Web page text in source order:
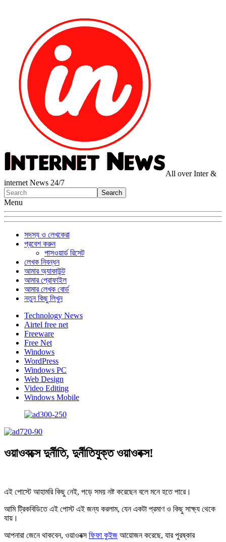
All over Inter &
internet News 24/7
Menu
সদস্য ও লেখকেরা
প্রবেশ করুন
পাসওয়ার্ড রিসেট
লেখক নিবন্ধন
আমার অ্যাকাউন্ট
আমার প্রোফাইল
আমার লেখক বোর্ড
নতুন কিছু লিখুন
Technology News
Airtel free net
Freeware
Free Net
Windows
WordPress
Windows PC
Web Design
Video Editing
Windows Mobile
ওয়াওবক্সে দুর্নীতি, দুর্নীতিযুক্ত ওয়াওবক্স!
এই পোস্টে আহামরি কিছু নেই, পড়ে সময় নষ্ট করেছেন বলে মনে হতে পারে।
আমি ট্রিকবিডিতে এই পোস্ট এই জন্য করলাম, যেন একটা প্রমাণ ও কিছু সাক্ষ্য থেকে
যায়।
আপনারা জেনে থাকবেন, ওয়াওবক্সফিফা কুইজ আয়োজন করেছে, যার পুরষ্কার